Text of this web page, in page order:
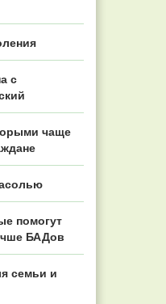
с
чаще
помогут
БАДов
семьи и